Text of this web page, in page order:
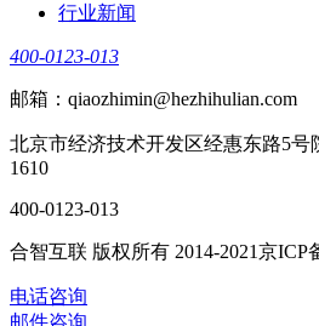
行业新闻
400-0123-013
邮箱：qiaozhimin@hezhihulian.com
北京市经济技术开发区经惠东路5号
1610
400-0123-013
合智互联 版权所有 2014-2021京ICP
电话咨询
邮件咨询